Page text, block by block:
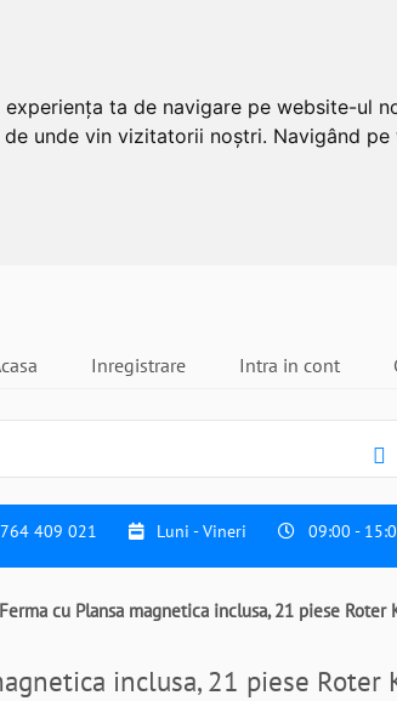
ta de navigare pe website-ul
unde vin vizitatorii noștri. Navigând
Inregistrare Intra in cont
409 021 Luni - Vineri 09:00 -
cu Plansa magnetica inclusa, 21 piese Roter
inclusa, 21 piese Roter